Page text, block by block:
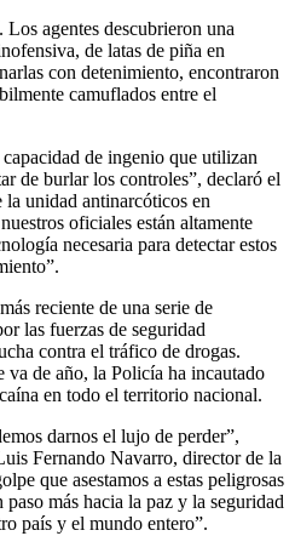
agentes descubrieron una
de latas de piña en
con detenimiento, encontraron
camuflados entre el
de ingenio que utilizan
de burlar los controles”, declaró el
unidad antinarcóticos en
oficiales están altamente
necesaria para detectar estos
reciente de una serie de
las fuerzas de seguridad
contra el tráfico de drogas.
va de año, la Policía ha incautado
en todo el territorio nacional.
darnos el lujo de perder”,
Fernando Navarro, director de la
que asestamos a estas peligrosas
más hacia la paz y la seguridad
país y el mundo entero”.